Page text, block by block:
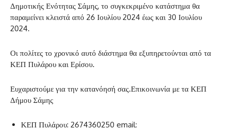
Δημοτικής Ενότητας Σάμης, το συγκεκριμένο κατάστημα θα
παραμείνει κλειστά από 26 Ιουλίου 2024 έως και 30 Ιουλίου
2024.
Οι πολίτες το χρονικό αυτό διάστημα θα εξυπηρετούνται από τα
ΚΕΠ Πυλάρου και Ερίσου.
Ευχαριστούμε για την κατανόησή σας.Επικοινωνία με τα ΚΕΠ
Δήμου Σάμης
ΚΕΠ Πυλάρου: 2674360250 email: